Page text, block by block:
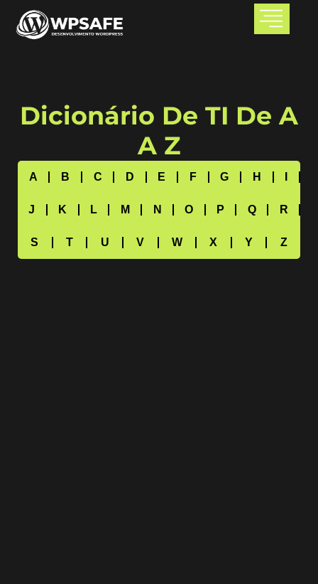
Dicionário De TI De A
A Z
A B C D E F G H
I
J
K L M N O P Q
R
S
T U V W X Y Z